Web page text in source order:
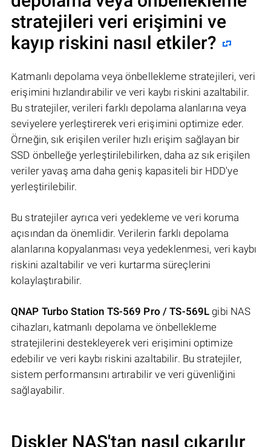
stratejileri veri erişimini ve
kayıp riskini nasıl etkiler?
Katmanlı depolama veya önbellekleme stratejileri, veri
erişimini hızlandırabilir ve veri kaybı riskini azaltabilir.
Bu stratejiler, verileri farklı depolama alanlarına veya
seviyelere yerleştirerek veri erişimini optimize eder.
Örneğin, sık erişilen veriler hızlı erişim sağlayan bir
SSD önbelleğe yerleştirilebilirken, daha az sık erişilen
veriler yavaş ama daha geniş kapasiteli bir HDD'ye
yerleştirilebilir.
Bu stratejiler ayrıca veri yedekleme ve veri koruma
açısından da önemlidir. Verilerin farklı depolama
alanlarına kopyalanması veya yedeklenmesi, veri kaybı
riskini azaltabilir ve veri kurtarma süreçlerini
kolaylaştırabilir.
QNAP Turbo Station TS-569 Pro / TS-569L gibi NAS
cihazları, katmanlı depolama ve önbellekleme
stratejilerini destekleyerek veri erişimini optimize
edebilir ve veri kaybı riskini azaltabilir. Bu stratejiler,
sistem performansını artırabilir ve veri güvenliğini
sağlayabilir.
Diskler NAS'tan nasıl çıkarılır